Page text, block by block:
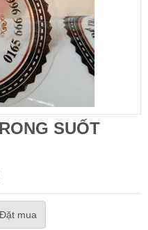
SUỐT
Đặt mua